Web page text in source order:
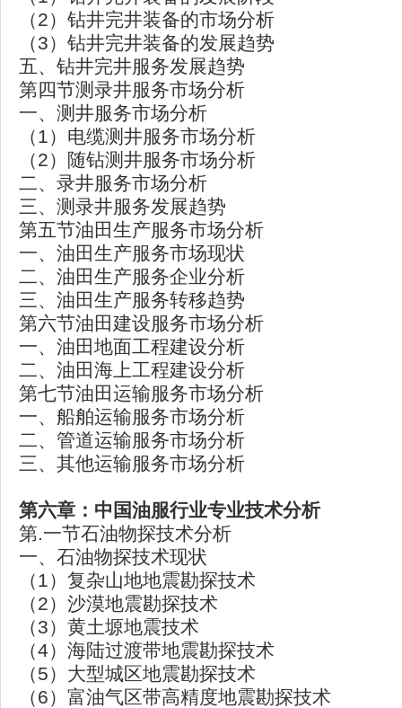
（2）钻井完井装备的市场分析
（3）钻井完井装备的发展趋势
五、钻井完井服务发展趋势
第四节测录井服务市场分析
一、测井服务市场分析
（1）电缆测井服务市场分析
（2）随钻测井服务市场分析
二、录井服务市场分析
三、测录井服务发展趋势
第五节油田生产服务市场分析
一、油田生产服务市场现状
二、油田生产服务企业分析
三、油田生产服务转移趋势
第六节油田建设服务市场分析
一、油田地面工程建设分析
二、油田海上工程建设分析
第七节油田运输服务市场分析
一、船舶运输服务市场分析
二、管道运输服务市场分析
三、其他运输服务市场分析
第六章：中国油服行业专业技术分析
第.一节石油物探技术分析
一、石油物探技术现状
（1）复杂山地地震勘探技术
（2）沙漠地震勘探技术
（3）黄土塬地震技术
（4）海陆过渡带地震勘探技术
（5）大型城区地震勘探技术
（6）富油气区带高精度地震勘探技术